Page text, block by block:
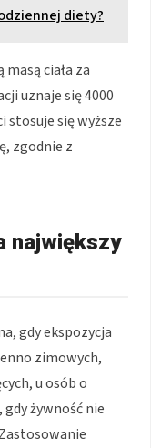
diety?
ciała za
uznaje się 4000
stosuje się wyższe
zgodnie z
największy
gdy ekspozycja
zimowych,
u osób o
gdy żywność nie